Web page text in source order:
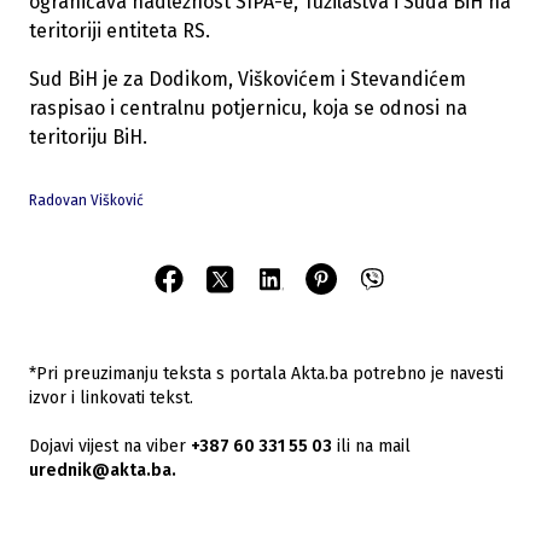
teritoriji entiteta RS.
Sud BiH je za Dodikom, Viškovićem i Stevandićem
raspisao i centralnu potjernicu, koja se odnosi na
teritoriju BiH.
Radovan Višković
*Pri preuzimanju teksta s portala Akta.ba potrebno je navesti
izvor i linkovati tekst.
Dojavi vijest na viber +387 60 331 55 03 ili na mail
urednik@akta.ba.